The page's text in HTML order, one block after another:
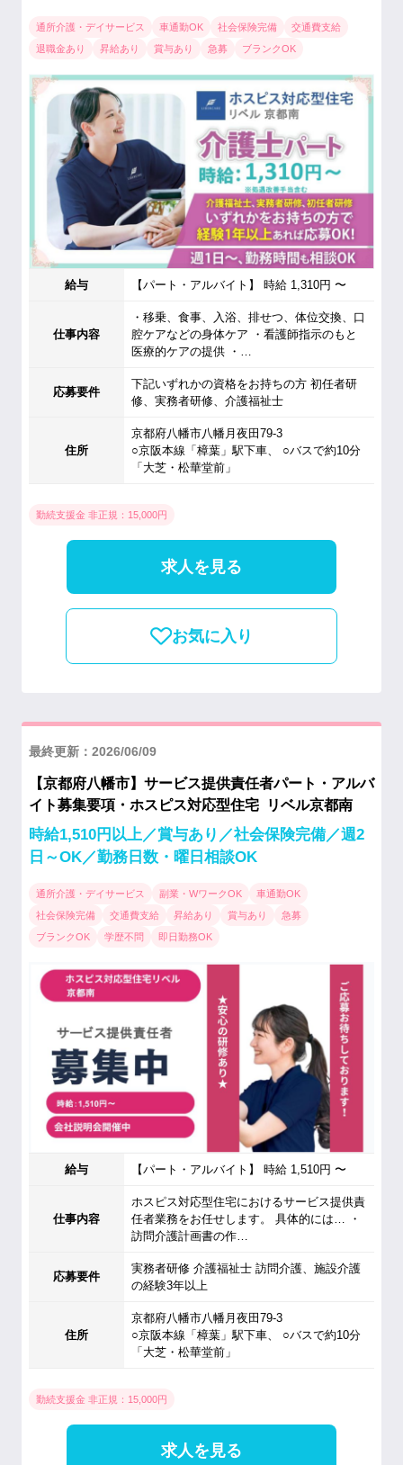
通所介護・デイサービス 車通勤OK 社会保険完備
交通費支給
退職金あり
昇給あり 賞与あり 急募 ブランクOK
給与 【パート・アルバイト】 時給 1,310円 〜
仕事内容
・移乗、食事、入浴、排せつ、体位交換、口
腔ケアなどの身体ケア ・看護師指示のもと
医療的ケアの提供 ・…
応募要件
下記いずれかの資格をお持ちの方 初任者研
修、実務者研修、介護福祉士
住所
京都府八幡市八幡月夜田79-3
○京阪本線「樟葉」駅下車、 ○バスで約10分
「大芝・松華堂前」
勤続支援金 非正規：15,000円
求人を見る
お気に入り
最終更新：2026/06/09
【京都府八幡市】サービス提供責任者パート・アルバ
イト募集要項・ホスピス対応型住宅 リベル京都南
時給1,510円以上／賞与あり／社会保険完備／週2
日～OK／勤務日数・曜日相談OK
通所介護・デイサービス 副業・WワークOK
車通勤OK
社会保険完備
交通費支給 昇給あり 賞与あり
急募
ブランクOK
学歴不問 即日勤務OK
給与 【パート・アルバイト】 時給 1,510円 〜
仕事内容
ホスピス対応型住宅におけるサービス提供責
任者業務をお任せします。 具体的には… ・
訪問介護計画書の作…
応募要件
実務者研修 介護福祉士 訪問介護、施設介護
の経験3年以上
住所
京都府八幡市八幡月夜田79-3
○京阪本線「樟葉」駅下車、 ○バスで約10分
「大芝・松華堂前」
勤続支援金 非正規：15,000円
求人を見る